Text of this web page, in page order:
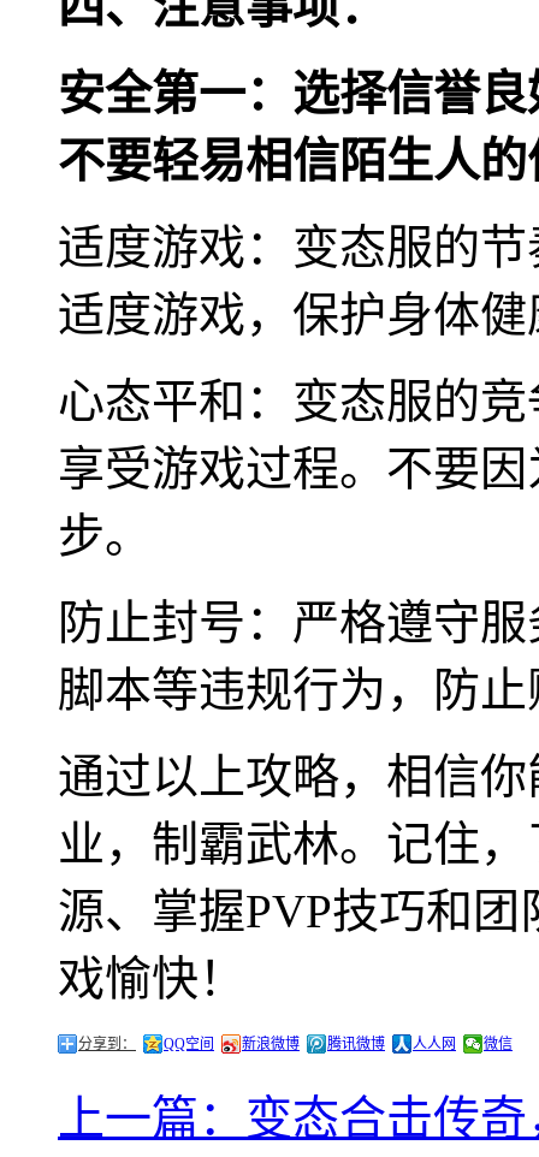
安全第一：选择信誉
不要轻易相信陌生人
适度游戏：变态服的
适度游戏，保护身体健
心态平和：变态服的
享受游戏过程。不要
步。
防止封号：严格遵守
脚本等违规行为，防
通过以上攻略，相信
业，制霸武林。记住
源、掌握PVP技巧和
戏愉快！
分享到： QQ空间 新浪微博 腾讯微博 人人网 微信
上一篇：变态合击传